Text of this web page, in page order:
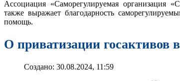
Ассоциация «Саморегулируемая организация
также выражает благодарность
помощь.
О приватизации госактивов
Создано: 30.08.2024, 11:59